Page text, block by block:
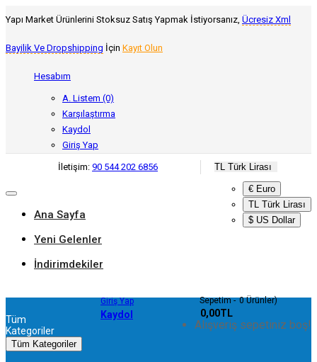
Yapı Market Ürünlerini Stoksuz Satış Yapmak İstiyorsanız, Ücresiz Xml
Bayilik Ve Dropshipping İçin Kayıt Olun
Hesabım
A. Listem (0)
Karşılaştırma
Kaydol
Giriş Yap
€ Euro
TL Türk Lirası
$ US Dollar
İletişim: 90 544 202 6856
Ana Sayfa
Yeni Gelenler
İndirimdekiler
Sepetim 0Ürünler)
- 0,00TL
Alışveriş sepetiniz boş!
Giriş Yap
Kaydol
Tüm
Kategoriler
Tüm Kategoriler